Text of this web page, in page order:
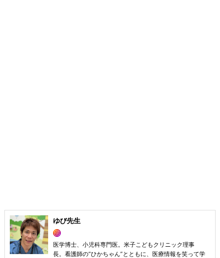
ゆび先生
医学博士、小児科専門医。米子こどもクリニック理事
長。看護師の“ひかちゃん”とともに、医療情報を笑って学